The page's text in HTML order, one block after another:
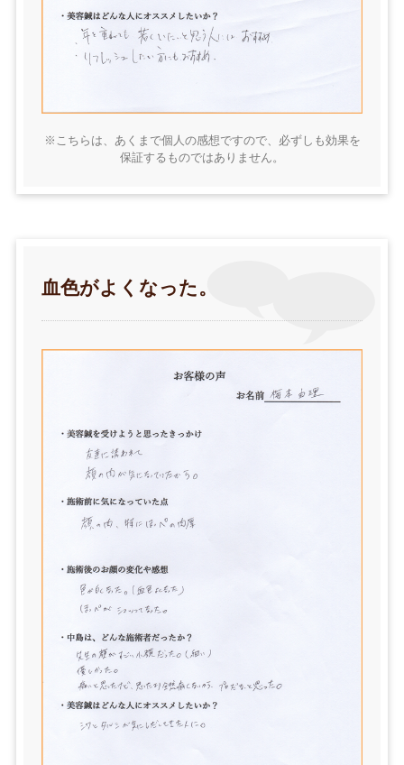
※こちらは、あくまで個人の感想ですので、必ずしも効果を
保証するものではありません。
血色がよくなった。